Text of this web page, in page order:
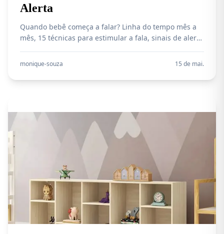
Alerta
Quando bebê começa a falar? Linha do tempo mês a
mês, 15 técnicas para estimular a fala, sinais de alerta
desenvolvimento da linguagem.
monique-souza 15 de mai.